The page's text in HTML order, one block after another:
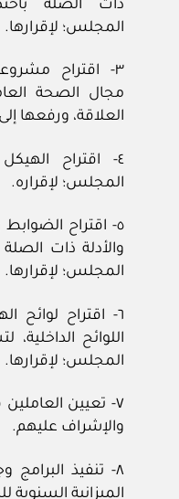
ذات الصلة
المجلس؛ لإقرارها.
٣- اقتراح
مجال الصحة
العلاقة، ورفعها
٤- اقتراح
المجلس؛ لإقراره.
٥- اقتراح
والأدلة ذات
المجلس؛ لإقرارها.
٦- اقتراح لوائح
اللوائح
المجلس؛ لإقرارها.
٧- تعيين
والإشراف عليهم.
٨- تنفيذ
الميزانية السنوية